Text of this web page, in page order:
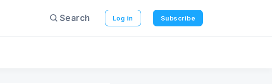
Search Log in Subscribe